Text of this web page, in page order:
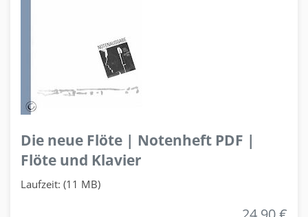
Die neue Flöte | Notenheft PDF |
Flöte und Klavier
Laufzeit: (11 MB)